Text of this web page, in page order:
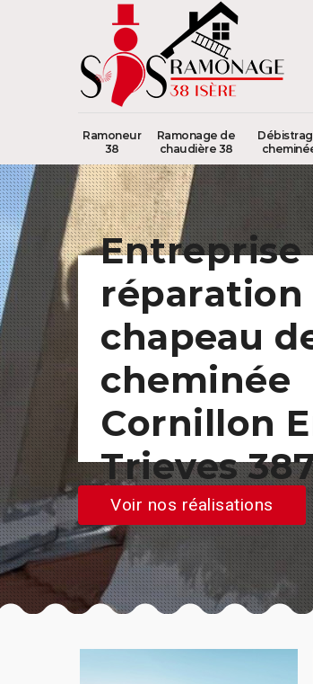
Ramoneur
38
Ramonage de
chaudière 38
Entreprise
réparation
chapeau
cheminée
Cornillon
Trieves
Voir nos réalisations